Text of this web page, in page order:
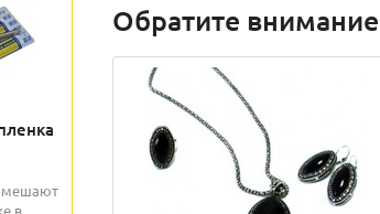
в
Обратите внимание